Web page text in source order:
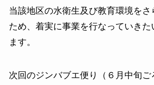
当該地区の水衛生及び教育環境をさ
ため、着実に事業を行なっていきた
ます。
次回のジンバブエ便り（６月中旬ご